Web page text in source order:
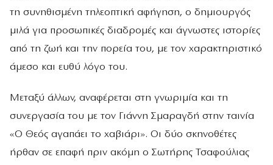
τη συνηθισμένη τηλεοπτική αφήγηση, ο δημιουργός
μιλά για προσωπικές διαδρομές και άγνωστες ιστορίες
από τη ζωή και την πορεία του, με τον χαρακτηριστικό
άμεσο και ευθύ λόγο του.
Μεταξύ άλλων, αναφέρεται στη γνωριμία και τη
συνεργασία του με τον Γιάννη Σμαραγδή στην ταινία
«Ο Θεός αγαπάει το χαβιάρι». Οι δύο σκηνοθέτες
ήρθαν σε επαφή πριν ακόμη ο Σωτήρης Τσαφούλιας